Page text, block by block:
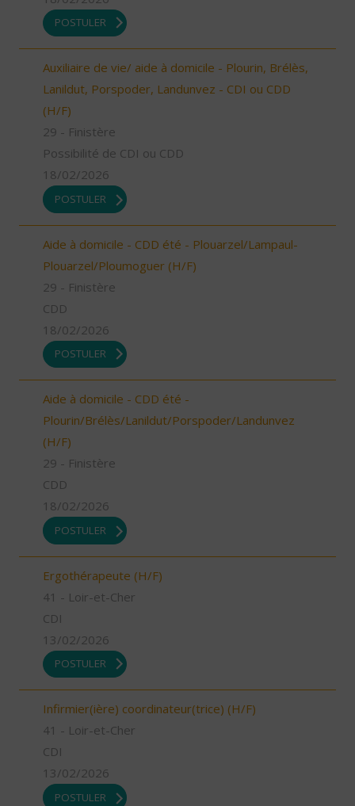
POSTULER
Auxiliaire de vie/ aide à domicile - Plourin, Brélès,
Lanildut, Porspoder, Landunvez - CDI ou CDD
(H/F)
29 - Finistère
Possibilité de CDI ou CDD
18/02/2026
POSTULER
Aide à domicile - CDD été - Plouarzel/Lampaul-
Plouarzel/Ploumoguer (H/F)
29 - Finistère
CDD
18/02/2026
POSTULER
Aide à domicile - CDD été -
Plourin/Brélès/Lanildut/Porspoder/Landunvez
(H/F)
29 - Finistère
CDD
18/02/2026
POSTULER
Ergothérapeute (H/F)
41 - Loir-et-Cher
CDI
13/02/2026
POSTULER
Infirmier(ière) coordinateur(trice) (H/F)
41 - Loir-et-Cher
CDI
13/02/2026
POSTULER